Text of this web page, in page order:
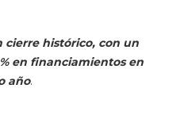
cierre histórico, con un
en financiamientos en
año.